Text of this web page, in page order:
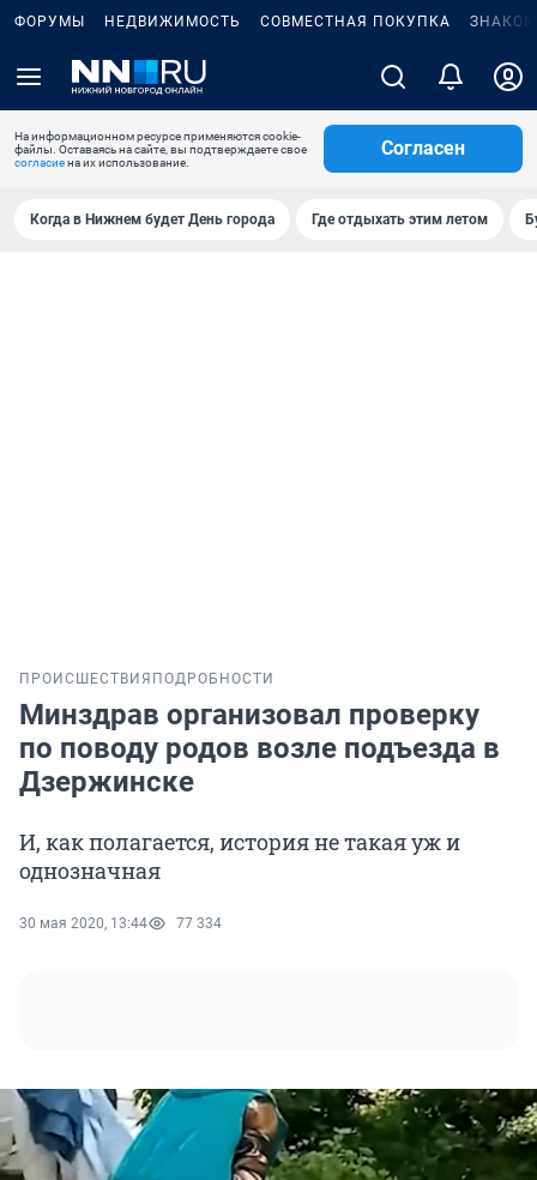
ФОРУМЫ НЕДВИЖИМОСТЬ СОВМЕСТНАЯ ПОКУПКА
На информационном ресурсе применяются cookie-
файлы. Оставаясь на сайте, вы подтверждаете свое
согласиена их использование.
Согласен
Когда в Нижнем будет День города Где отдыхать этим летом
ПРОИСШЕСТВИЯ ПОДРОБНОСТИ
Минздрав организовал проверку
по поводу родов возле подъезда в
Дзержинске
И, как полагается, история не такая уж и
однозначная
30 мая 2020, 13:44 77 334